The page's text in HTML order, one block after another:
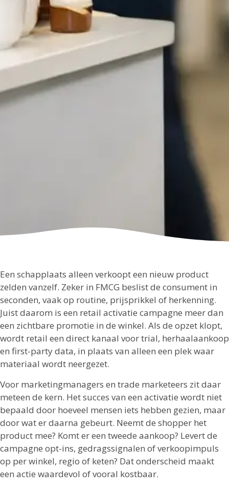
Een schapplaats alleen verkoopt een nieuw product
zelden vanzelf. Zeker in FMCG beslist de consument in
seconden, vaak op routine, prijsprikkel of herkenning.
Juist daarom is een retail activatie campagne meer dan
een zichtbare promotie in de winkel. Als de opzet klopt,
wordt retail een direct kanaal voor trial, herhaalaankoop
en first-party data, in plaats van alleen een plek waar
materiaal wordt neergezet.
Voor marketingmanagers en trade marketeers zit daar
meteen de kern. Het succes van een activatie wordt niet
bepaald door hoeveel mensen iets hebben gezien, maar
door wat er daarna gebeurt. Neemt de shopper het
product mee? Komt er een tweede aankoop? Levert de
campagne opt-ins, gedragssignalen of verkoopimpuls
op per winkel, regio of keten? Dat onderscheid maakt
een actie waardevol of vooral kostbaar.